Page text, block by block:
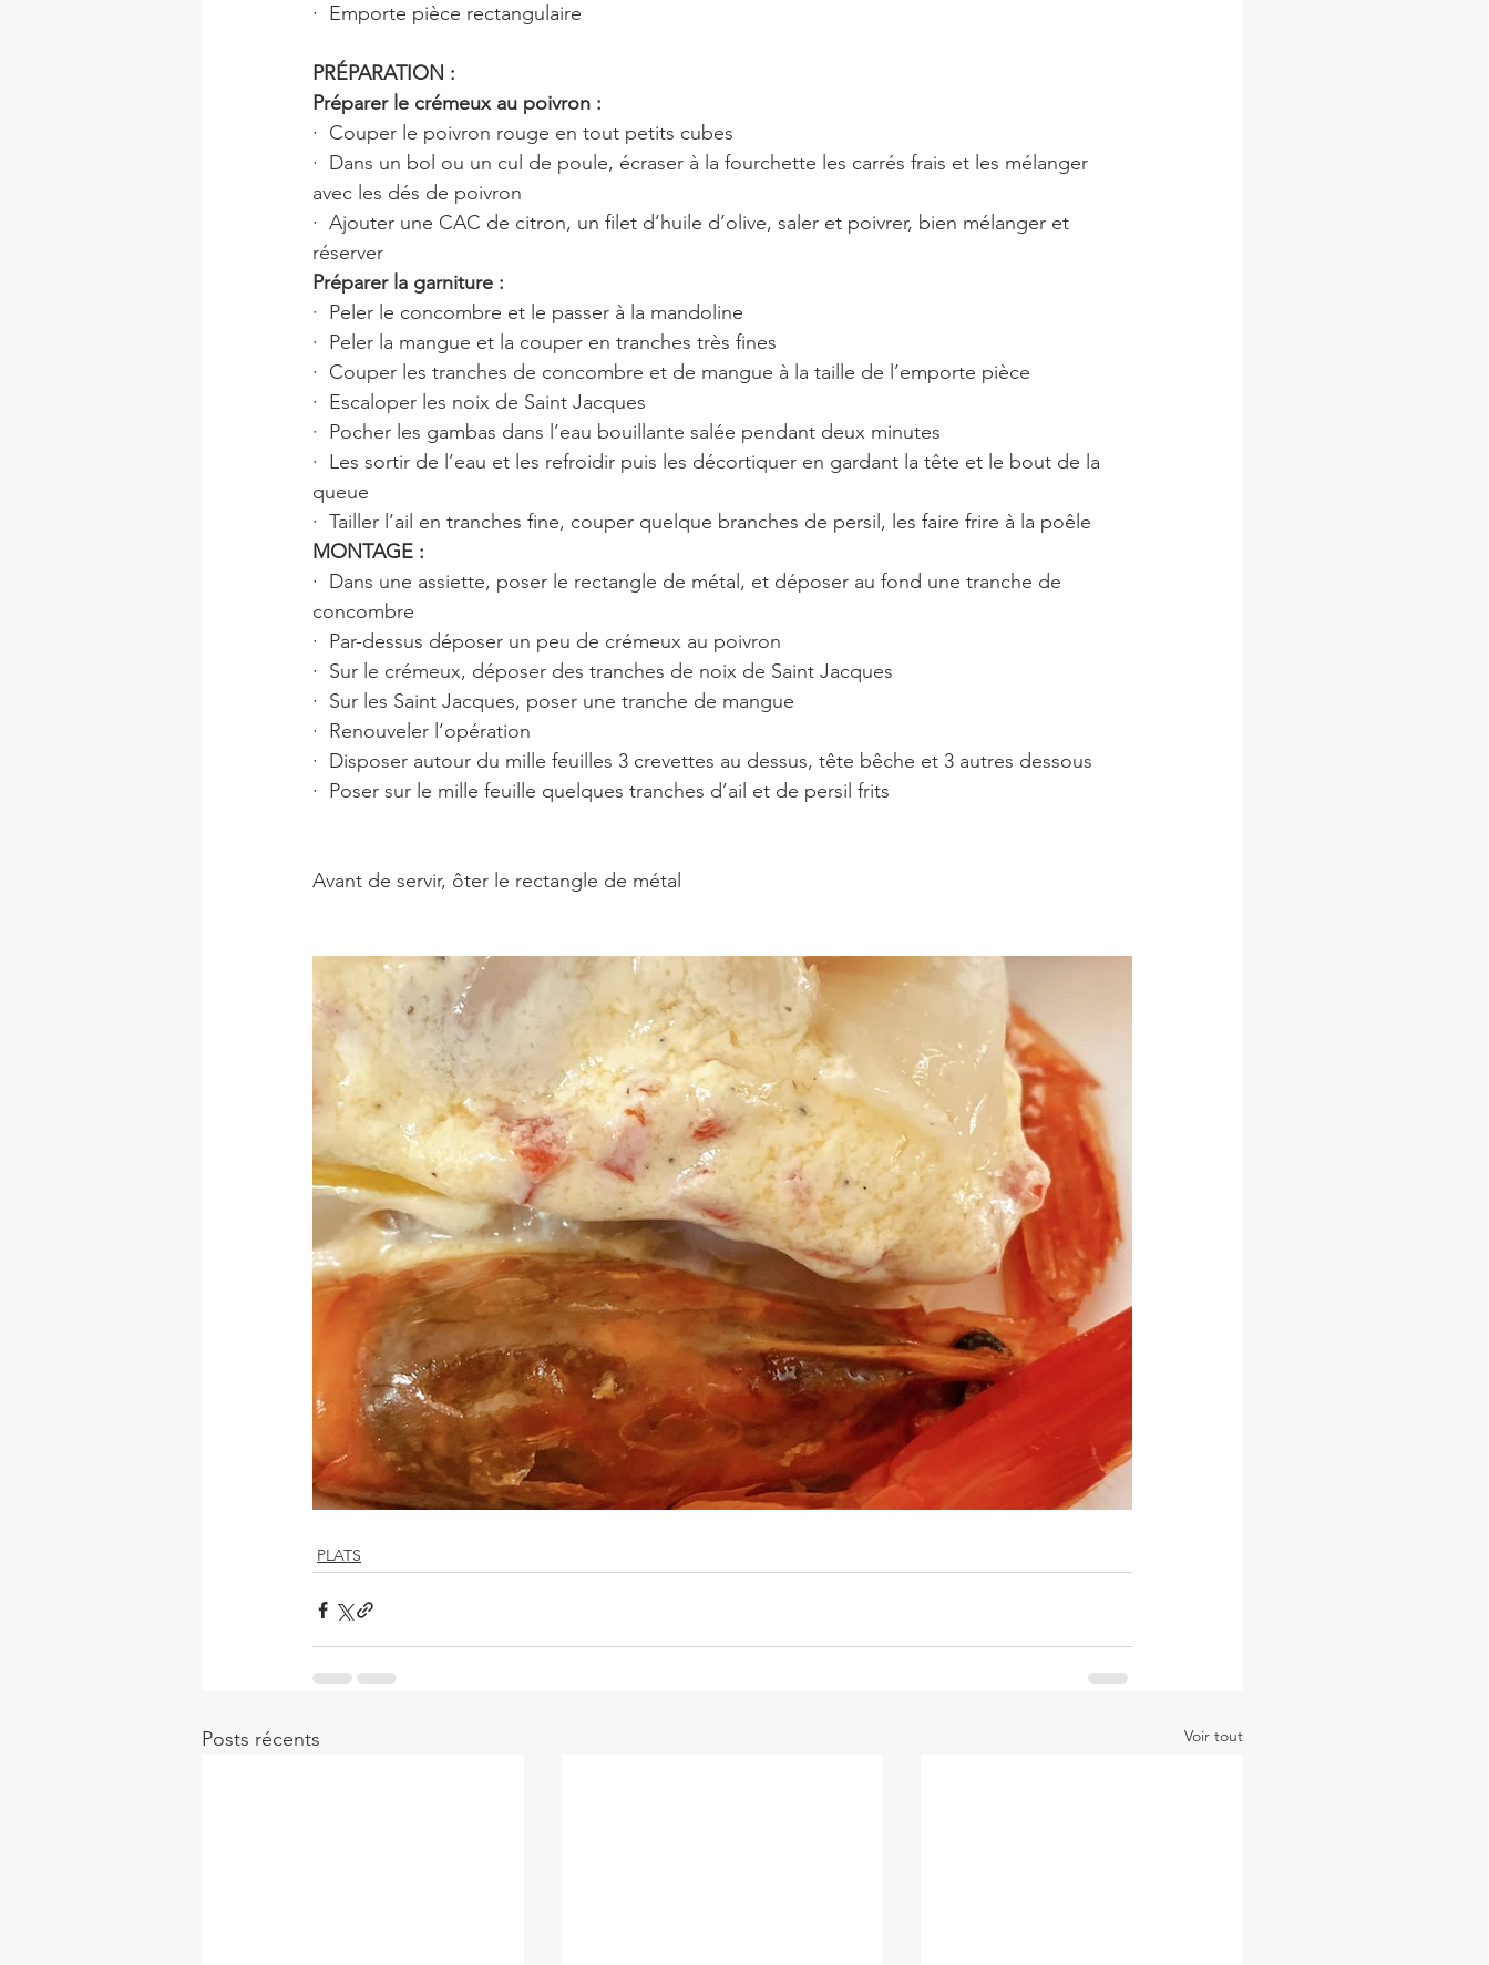
·  Emporte pièce rectangulaire
PRÉPARATION :
Préparer le crémeux au poivron :
·  Couper le poivron rouge en tout petits cubes
·  Dans un bol ou un cul de poule, écraser à la fourchette les carrés frais et les mélanger
avec les dés de poivron
·  Ajouter une CAC de citron, un filet d’huile d’olive, saler et poivrer, bien mélanger et
réserver
Préparer la garniture :
·  Peler le concombre et le passer à la mandoline
·  Peler la mangue et la couper en tranches très fines
·  Couper les tranches de concombre et de mangue à la taille de l’emporte pièce
·  Escaloper les noix de Saint Jacques
·  Pocher les gambas dans l’eau bouillante salée pendant deux minutes
·  Les sortir de l’eau et les refroidir puis les décortiquer en gardant la tête et le bout de la
queue
·  Tailler l’ail en tranches fine, couper quelque branches de persil, les faire frire à la poêle
MONTAGE :
·  Dans une assiette, poser le rectangle de métal, et déposer au fond une tranche de
concombre
·  Par-dessus déposer un peu de crémeux au poivron
·  Sur le crémeux, déposer des tranches de noix de Saint Jacques
·  Sur les Saint Jacques, poser une tranche de mangue
·  Renouveler l’opération
·  Disposer autour du mille feuilles 3 crevettes au dessus, tête bêche et 3 autres dessous
·  Poser sur le mille feuille quelques tranches d’ail et de persil frits
Avant de servir, ôter le rectangle de métal
PLATS
Posts récents Voir tout